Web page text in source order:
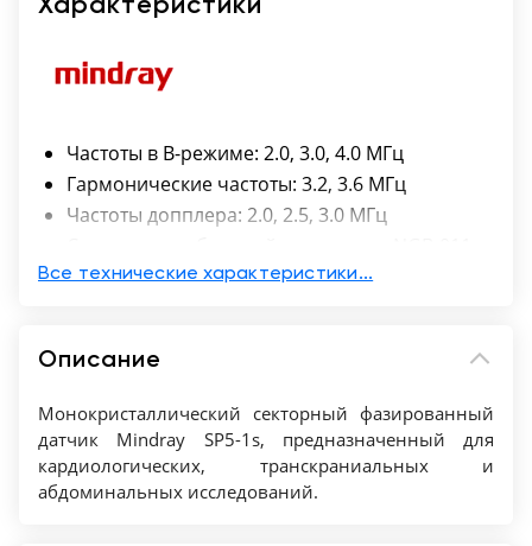
Частоты в B-режиме: 2.0, 3.0, 4.0 МГц
Гармонические частоты: 3.2, 3.6 МГц
Частоты допплера: 2.0, 2.5, 3.0 МГц
Количество элементов: 80
Все технические характеристики...
Описание
Монокристаллический секторный фазированный
датчик Mindray SP5-1s, предназначенный для
кардиологических, транскраниальных и
абдоминальных исследований.